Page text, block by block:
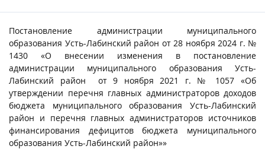
Постановление администрации муниципального
образования Усть-Лабинский район от 28 ноября 2024 г. №
1430 «О внесении изменения в постановление
администрации муниципального образования Усть-
Лабинский район от 9 ноября 2021 г. № 1057 «Об
утверждении перечня главных администраторов доходов
бюджета муниципального образования Усть-Лабинский
район и перечня главных администраторов источников
финансирования дефицитов бюджета муниципального
образования Усть-Лабинский район»»